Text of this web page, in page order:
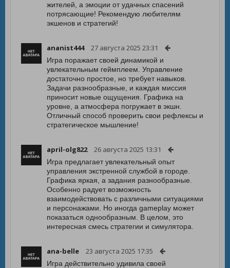
жителей, а эмоции от удачных спасений
потрясающие! Рекомендую любителям
экшенов и стратегий!
ananist444 27 августа 2025 23:31
Игра поражает своей динамикой и
увлекательным геймплеем. Управление
достаточно простое, но требует навыков.
Задачи разнообразные, и каждая миссия
приносит новые ощущения. Графика на
уровне, а атмосфера погружает в экшн.
Отличный способ проверить свои рефлексы и
стратегическое мышление!
april-olg822 26 августа 2025 13:31
Игра предлагает увлекательный опыт
управления экстренной службой в городе.
Графика яркая, а задания разнообразные.
Особенно радует возможность
взаимодействовать с различными ситуациями
и персонажами. Но иногда gameplay может
показаться однообразным. В целом, это
интересная смесь стратегии и симулятора.
ana-belle 23 августа 2025 17:35
Игра действительно удивила своей